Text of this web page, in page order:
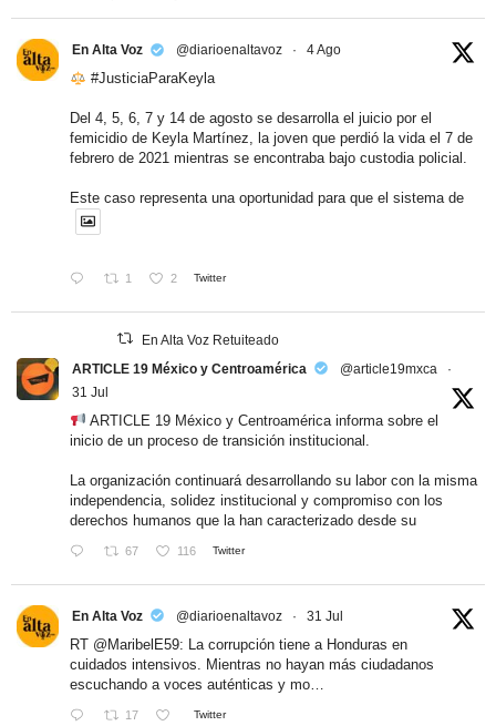
En Alta Voz @diarioenaltavoz · 4 Ago
#JusticiaParaKeyla
Del 4, 5, 6, 7 y 14 de agosto se desarrolla el juicio por el
femicidio de Keyla Martínez, la joven que perdió la vida el 7 de
febrero de 2021 mientras se encontraba bajo custodia policial.
Este caso representa una oportunidad para que el sistema de
1 2 Twitter
En Alta Voz Retuiteado
ARTICLE 19 México y Centroamérica
@article19mxca
·
31 Jul
ARTICLE 19 México y Centroamérica informa sobre el
inicio de un proceso de transición institucional.
La organización continuará desarrollando su labor con la misma
independencia, solidez institucional y compromiso con los
derechos humanos que la han caracterizado desde su
67 116 Twitter
En Alta Voz @diarioenaltavoz · 31 Jul
RT @MaribelE59: La corrupción tiene a Honduras en
cuidados intensivos. Mientras no hayan más ciudadanos
escuchando a voces auténticas y mo…
17 Twitter